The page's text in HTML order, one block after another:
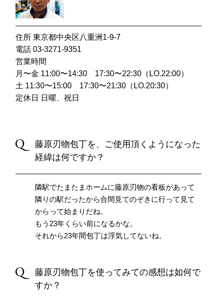
住所 東京都中央区八重洲1-9-7
電話 03-3271-9351
営業時間
月〜金 11:00〜14:30 17:30〜22:30（LO.22:00）
土 11:30〜15:00 17:30〜21:30（LO.20:30）
定休日 日曜、祝日
藤原刃物包丁を、ご使用頂くようになった
経緯は何ですか？
隣駅でたまたまホームに藤原刃物の看板があって
隣りの駅だったから合間見てのぞきに行って見て
からって始まりだね。
もう23年くらい前になるかな。
それから23年間包丁は浮気してないね。
藤原刃物包丁を使ってみての感想は如何で
すか？